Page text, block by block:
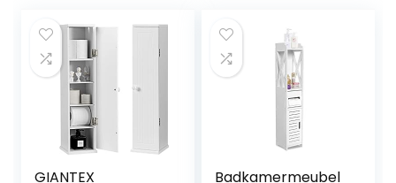
GIANTEX
Badkamermeubel